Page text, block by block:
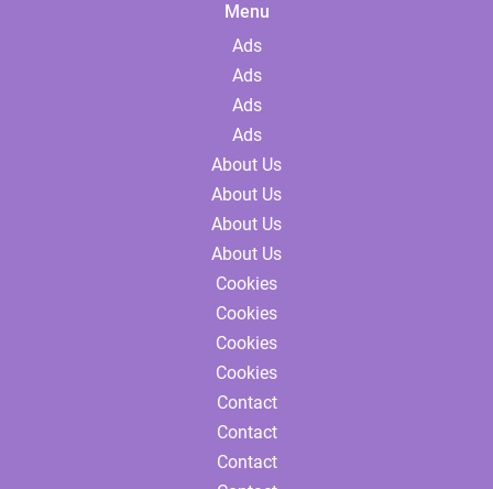
Menu
Ads
Ads
Ads
Ads
About Us
About Us
About Us
About Us
Cookies
Cookies
Cookies
Cookies
Contact
Contact
Contact